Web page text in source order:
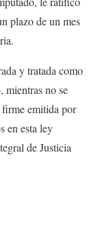
plazo de un mes
y tratada como
mientras no se
firme emitida por
en esta ley
de Justicia